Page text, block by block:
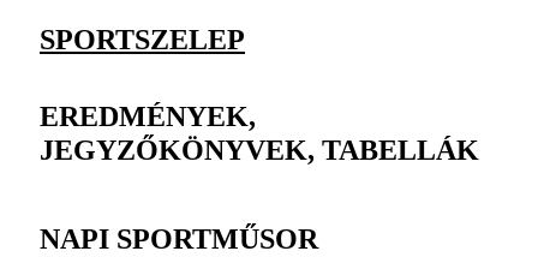
SPORTSZELEP
EREDMÉNYEK,
JEGYZŐKÖNYVEK, TABELLÁK
NAPI SPORTMŰSOR